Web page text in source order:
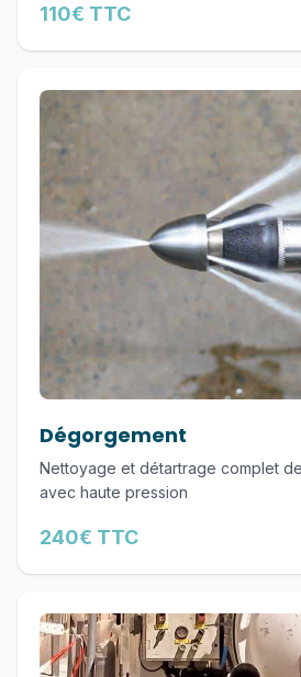
110€ TTC
Dégorgement
Nettoyage et détartrage complet
avec haute pression
240€ TTC